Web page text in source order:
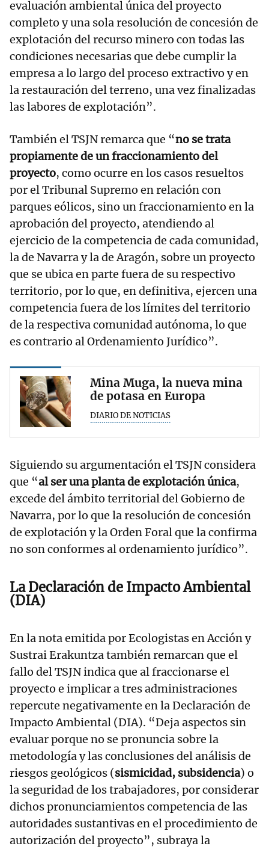
evaluación ambiental única del proyecto
completo y una sola resolución de concesión de
explotación del recurso minero con todas las
condiciones necesarias que debe cumplir la
empresa a lo largo del proceso extractivo y en
la restauración del terreno, una vez finalizadas
las labores de explotación”.
También el TSJN remarca que “no se trata
propiamente de un fraccionamiento del
proyecto, como ocurre en los casos resueltos
por el Tribunal Supremo en relación con
parques eólicos, sino un fraccionamiento en la
aprobación del proyecto, atendiendo al
ejercicio de la competencia de cada comunidad,
la de Navarra y la de Aragón, sobre un proyecto
que se ubica en parte fuera de su respectivo
territorio, por lo que, en definitiva, ejercen una
competencia fuera de los límites del territorio
de la respectiva comunidad autónoma, lo que
es contrario al Ordenamiento Jurídico”.
Mina Muga, la nueva mina
de potasa en Europa
DIARIO DE NOTICIAS
Siguiendo su argumentación el TSJN considera
que “al ser una planta de explotación única,
excede del ámbito territorial del Gobierno de
Navarra, por lo que la resolución de concesión
de explotación y la Orden Foral que la confirma
no son conformes al ordenamiento jurídico”.
La Declaración de Impacto Ambiental
(DIA)
En la nota emitida por Ecologistas en Acción y
Sustrai Erakuntza también remarcan que el
fallo del TSJN indica que al fraccionarse el
proyecto e implicar a tres administraciones
repercute negativamente en la Declaración de
Impacto Ambiental (DIA). “Deja aspectos sin
evaluar porque no se pronuncia sobre la
metodología y las conclusiones del análisis de
riesgos geológicos (sismicidad, subsidencia) o
la seguridad de los trabajadores, por considerar
dichos pronunciamientos competencia de las
autoridades sustantivas en el procedimiento de
autorización del proyecto”, subraya la